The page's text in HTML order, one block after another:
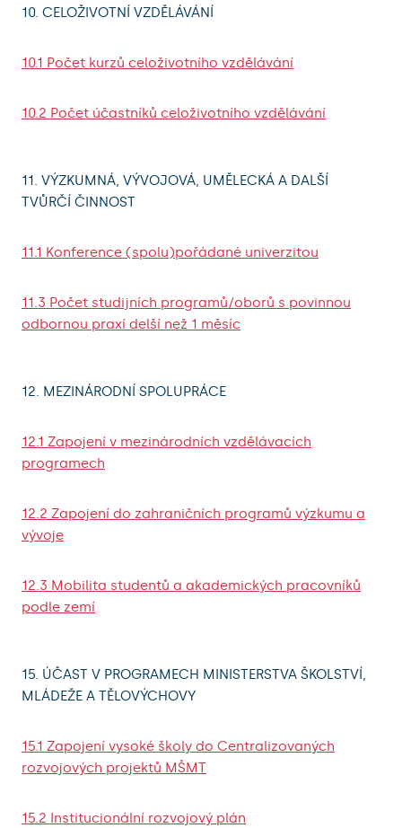
10. CELOŽIVOTNÍ VZDĚLÁVÁNÍ
10.1 Počet kurzů celoživotního vzdělávání
10.2 Počet účastníků celoživotního vzdělávání
11. VÝZKUMNÁ, VÝVOJOVÁ, UMĚLECKÁ A DALŠÍ
TVŮRČÍ ČINNOST
11.1 Konference (spolu)pořádané univerzitou
11.3 Počet studijních programů/oborů s povinnou
odbornou praxí delší než 1 měsíc
12. MEZINÁRODNÍ SPOLUPRÁCE
12.1 Zapojení v mezinárodních vzdělávacích
programech
12.2 Zapojení do zahraničních programů výzkumu a
vývoje
12.3 Mobilita studentů a akademických pracovníků
podle zemí
15. ÚČAST V PROGRAMECH MINISTERSTVA ŠKOLSTVÍ,
MLÁDEŽE A TĚLOVÝCHOVY
15.1 Zapojení vysoké školy do Centralizovaných
rozvojových projektů MŠMT
15.2 Institucionální rozvojový plán